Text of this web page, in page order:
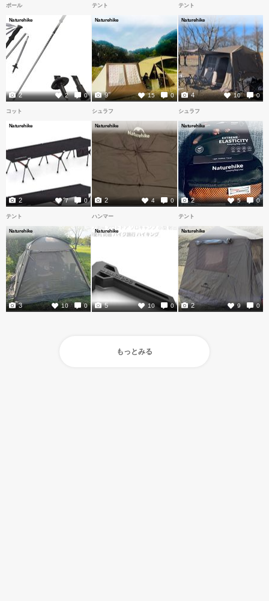
ポール
Naturehike
2 0
2
テント
Naturehike
15 0
9
テント
Naturehike
10 0
4
コット
Naturehike
7 0
2
シュラフ
Naturehike
4 0
2
シュラフ
Naturehike
5 0
2
テント
Naturehike
10 0
3
ハンマー
Naturehike
10 0
5
テント
Naturehike
9 0
2
もっとみる